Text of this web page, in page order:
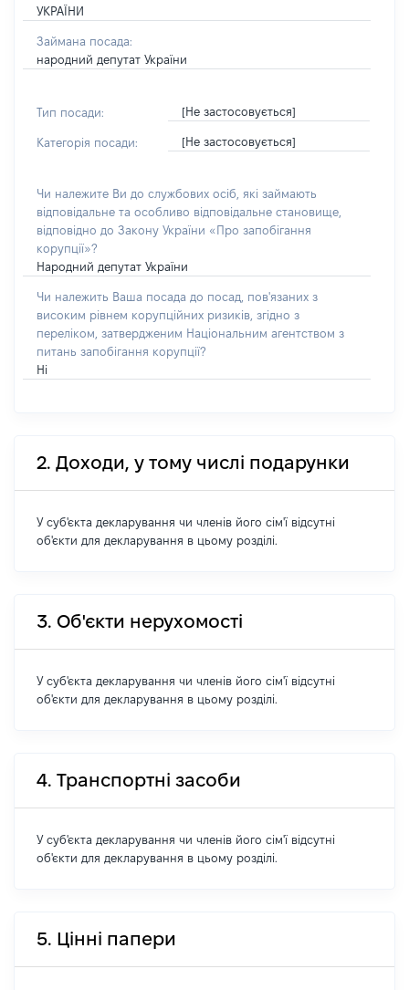
УКРАЇНИ
Займана посада:
народний депутат України
Тип посади: [Не застосовується]
Категорія посади: [Не застосовується]
Чи належите Ви до службових осіб, які займають
відповідальне та особливо відповідальне становище,
відповідно до Закону України «Про запобігання
корупції»?
Народний депутат України
Чи належить Ваша посада до посад, пов'язаних з
високим рівнем корупційних ризиків, згідно з
переліком, затвердженим Національним агентством з
питань запобігання корупції?
Ні
2. Доходи, у тому числі подарунки
У суб'єкта декларування чи членів його сім'ї відсутні
об'єкти для декларування в цьому розділі.
3. Об'єкти нерухомості
У суб'єкта декларування чи членів його сім'ї відсутні
об'єкти для декларування в цьому розділі.
4. Транспортні засоби
У суб'єкта декларування чи членів його сім'ї відсутні
об'єкти для декларування в цьому розділі.
5. Цінні папери